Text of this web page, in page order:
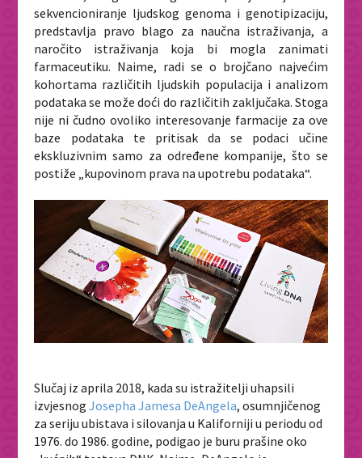
sekvencioniranje ljudskog genoma i genotipizaciju,
predstavlja pravo blago za naučna istraživanja, a
naročito istraživanja koja bi mogla zanimati
farmaceutiku. Naime, radi se o brojčano najvećim
kohortama različitih ljudskih populacija i analizom
podataka se može doći do različitih zaključaka. Stoga
nije ni čudno ovoliko interesovanje farmacije za ove
baze podataka te pritisak da se podaci učine
ekskluzivnim samo za određene kompanije, što se
postiže „kupovinom prava na upotrebu podataka“.
Slučaj iz aprila 2018, kada su istražitelji uhapsili
izvjesnogJosepha Jamesa DeAngela, osumnjičenog
za seriju ubistava i silovanja u Kaliforniji u periodu od
1976. do 1986. godine, podigao je buru prašine oko